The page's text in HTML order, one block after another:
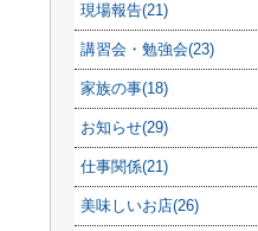
現場報告(21)
講習会・勉強会(23)
家族の事(18)
お知らせ(29)
仕事関係(21)
美味しいお店(26)